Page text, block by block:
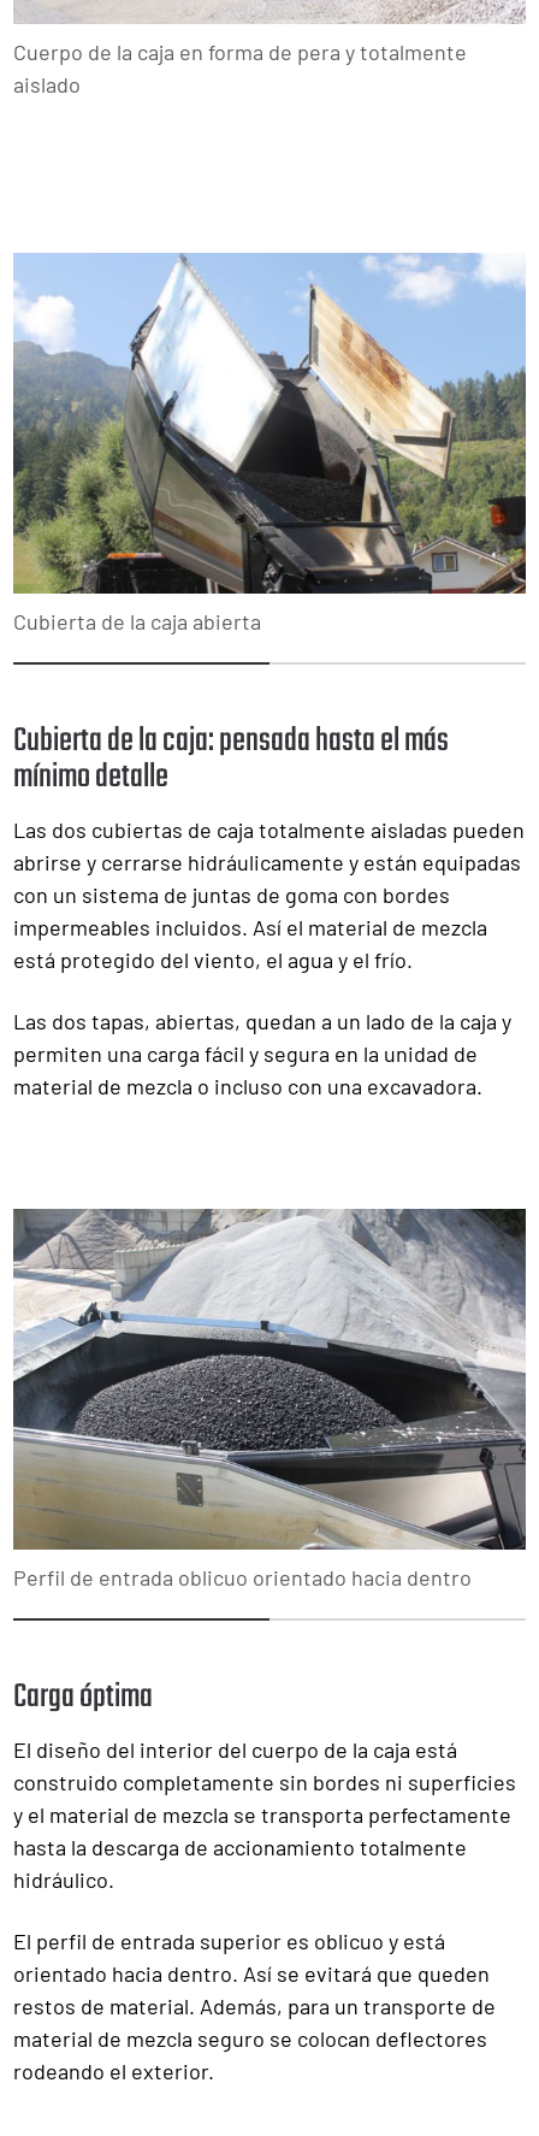
Cuerpo de la caja en forma de pera y totalmente
aislado
Cubierta de la caja abierta
1 2
Cubierta de la caja: pensada hasta el más
mínimo detalle
Las dos cubiertas de caja totalmente aisladas pueden
abrirse y cerrarse hidráulicamente y están equipadas
con un sistema de juntas de goma con bordes
impermeables incluidos. Así el material de mezcla
está protegido del viento, el agua y el frío.
Las dos tapas, abiertas, quedan a un lado de la caja y
permiten una carga fácil y segura en la unidad de
material de mezcla o incluso con una excavadora.
Perfil de entrada oblicuo orientado hacia dentro
1 2
Carga óptima
El diseño del interior del cuerpo de la caja está
construido completamente sin bordes ni superficies
y el material de mezcla se transporta perfectamente
hasta la descarga de accionamiento totalmente
hidráulico.
El perfil de entrada superior es oblicuo y está
orientado hacia dentro. Así se evitará que queden
restos de material. Además, para un transporte de
material de mezcla seguro se colocan deflectores
rodeando el exterior.